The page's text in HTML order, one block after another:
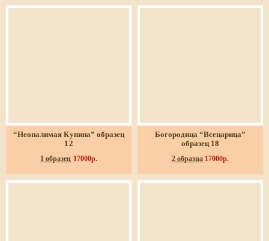
“Неопалимая Купина” образец
12
1 образец 17000р.
Богородица “Всецарица”
образец 18
2 образца 17000р.